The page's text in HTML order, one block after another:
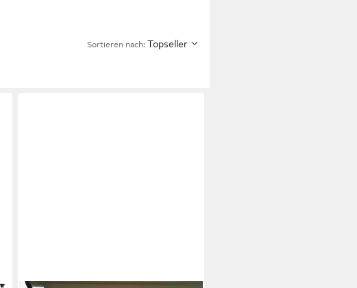
Sortieren nach: Topseller